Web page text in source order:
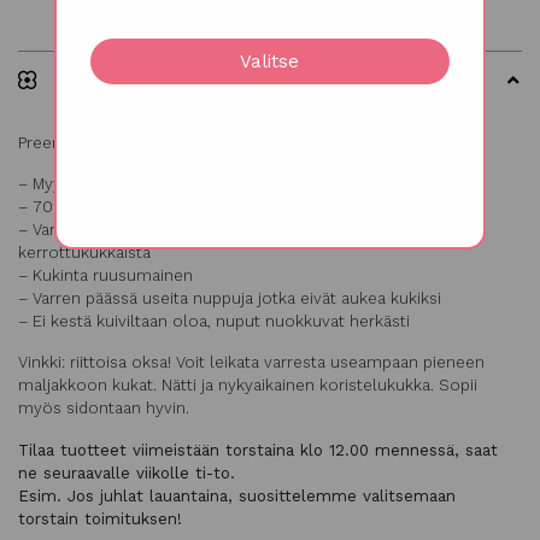
Valitse
Kuvaus
Preeriaeustoma punainen, Eustoma grandiflorum
– Myydään 10 oksan nipuissa
– 70 cm korkea
– Varressa useampi sivuhaara jossa kukka, kukinto
kerrottukukkaista
– Kukinta ruusumainen
– Varren päässä useita nuppuja jotka eivät aukea kukiksi
– Ei kestä kuiviltaan oloa, nuput nuokkuvat herkästi
Vinkki: riittoisa oksa! Voit leikata varresta useampaan pieneen
maljakkoon kukat. Nätti ja nykyaikainen koristelukukka. Sopii
myös sidontaan hyvin.
Tilaa tuotteet viimeistään torstaina klo 12.00 mennessä, saat
ne seuraavalle viikolle ti-to.
Esim. Jos juhlat lauantaina, suosittelemme valitsemaan
torstain toimituksen!